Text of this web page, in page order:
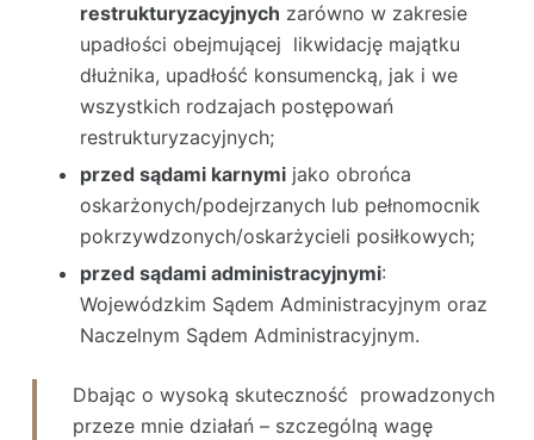
restrukturyzacyjnych zarówno w zakresie
upadłości obejmującej likwidację majątku
dłużnika, upadłość konsumencką, jak i we
wszystkich rodzajach postępowań
restrukturyzacyjnych;
przed sądami karnymijako obrońca
oskarżonych/podejrzanych lub pełnomocnik
pokrzywdzonych/oskarżycieli posiłkowych;
przed sądami administracyjnymi:
Wojewódzkim Sądem Administracyjnym oraz
Naczelnym Sądem Administracyjnym.
Dbając o wysoką skuteczność prowadzonych
przeze mnie działań – szczególną wagę